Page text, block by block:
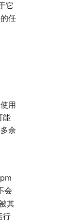
它
任
用
能
余
会
其
行